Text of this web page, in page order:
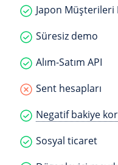
Japon
Süresiz demo
Alım-Satım API
Sent hesapları
Negatif bakiye
Sosyal ticaret